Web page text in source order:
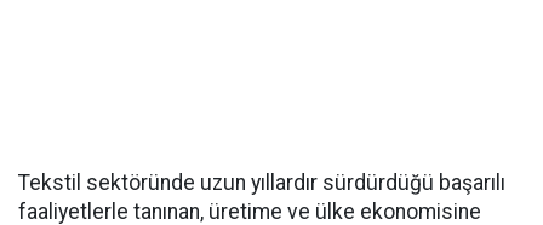
Tekstil sektöründe uzun yıllardır sürdürdüğü başarılı
faaliyetlerle tanınan, üretime ve ülke ekonomisine